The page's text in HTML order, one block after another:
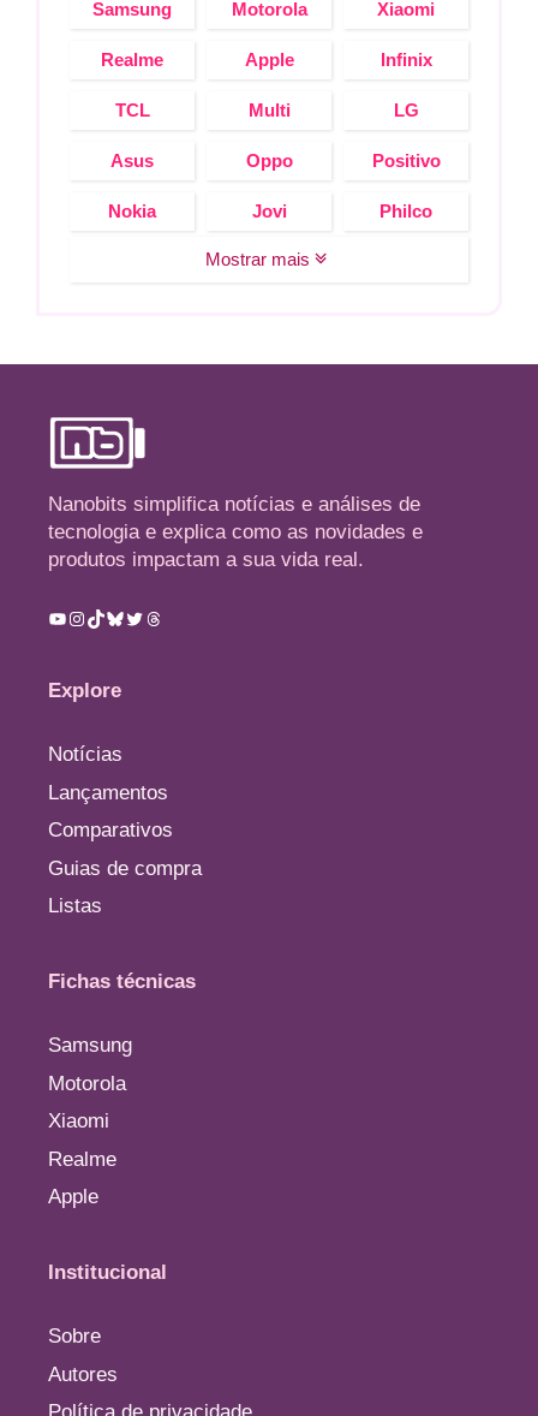
Samsung Motorola Xiaomi
Realme Apple Infinix
TCL Multi LG
Asus Oppo Positivo
Nokia Jovi Philco
Mostrar mais
Nanobits simplifica notícias e análises de
tecnologia e explica como as novidades e
produtos impactam a sua vida real.
Youtube
Instagram
TikTok
Bluesky
TwitterThreads
Explore
Notícias
Lançamentos
Comparativos
Guias de compra
Listas
Fichas técnicas
Samsung
Motorola
Xiaomi
Realme
Apple
Institucional
Sobre
Autores